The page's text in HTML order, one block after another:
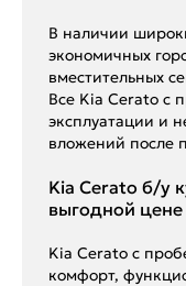
В наличии
экономичных
вместительных
Все Kia Cerato с
эксплуатации и
вложений после
Kia Cerato б/у
выгодной цене
Kia Cerato с
комфорт,